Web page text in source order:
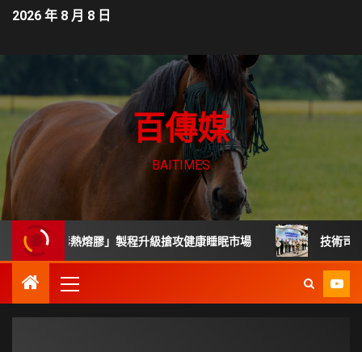
2026 年 8 月 8 日
百傳媒
BAITIMES
毒熱熔膠」製程升級搶攻健康睡眠市場 技術司展30項高